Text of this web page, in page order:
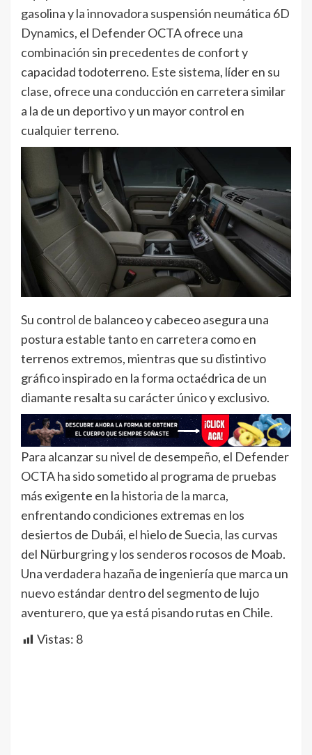
gasolina y la innovadora suspensión neumática 6D
Dynamics, el Defender OCTA ofrece una
combinación sin precedentes de confort y
capacidad todoterreno. Este sistema, líder en su
clase, ofrece una conducción en carretera similar
a la de un deportivo y un mayor control en
cualquier terreno.
Su control de balanceo y cabeceo asegura una
postura estable tanto en carretera como en
terrenos extremos, mientras que su distintivo
gráfico inspirado en la forma octaédrica de un
diamante resalta su carácter único y exclusivo.
Para alcanzar su nivel de desempeño, el Defender
OCTA ha sido sometido al programa de pruebas
más exigente en la historia de la marca,
enfrentando condiciones extremas en los
desiertos de Dubái, el hielo de Suecia, las curvas
del Nürburgring y los senderos rocosos de Moab.
Una verdadera hazaña de ingeniería que marca un
nuevo estándar dentro del segmento de lujo
aventurero, que ya está pisando rutas en Chile.
Vistas: 8